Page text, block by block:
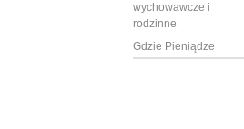
wychowawcze i
rodzinne
Gdzie Pieniądze